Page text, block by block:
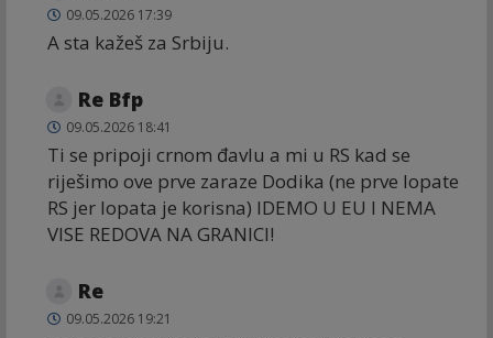
09.05.2026 17:39
A sta kažeš za Srbiju.
Re Bfp
09.05.2026 18:41
Ti se pripoji crnom đavlu a mi u RS kad se
riješimo ove prve zaraze Dodika (ne prve lopate
RS jer lopata je korisna) IDEMO U EU I NEMA
VISE REDOVA NA GRANICI!
Re
09.05.2026 19:21